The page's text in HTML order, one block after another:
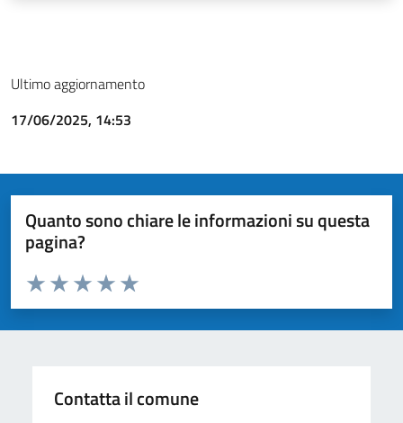
Ultimo aggiornamento
17/06/2025, 14:53
Quanto sono chiare le informazioni su questa
pagina?
Valuta da 1 a 5 stelle la pagina
Valuta 5 stelle su 5
Valuta 4 stelle su 5
Valuta 3 stelle su 5
Valuta 2 stelle su 5
Valuta 1 stelle su 5
Contatta il comune